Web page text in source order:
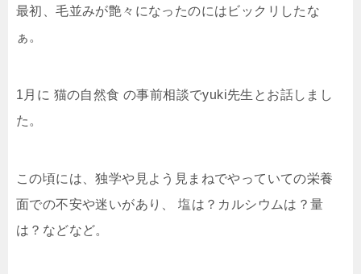
最初、毛並みが艶々になったのにはビックリしたな
ぁ。
1月に 猫の自然食 の事前相談でyuki先生とお話しまし
た。
この頃には、独学や見よう見まねでやっていての栄養
面での不安や迷いがあり、 塩は？カルシウムは？量
は？などなど。